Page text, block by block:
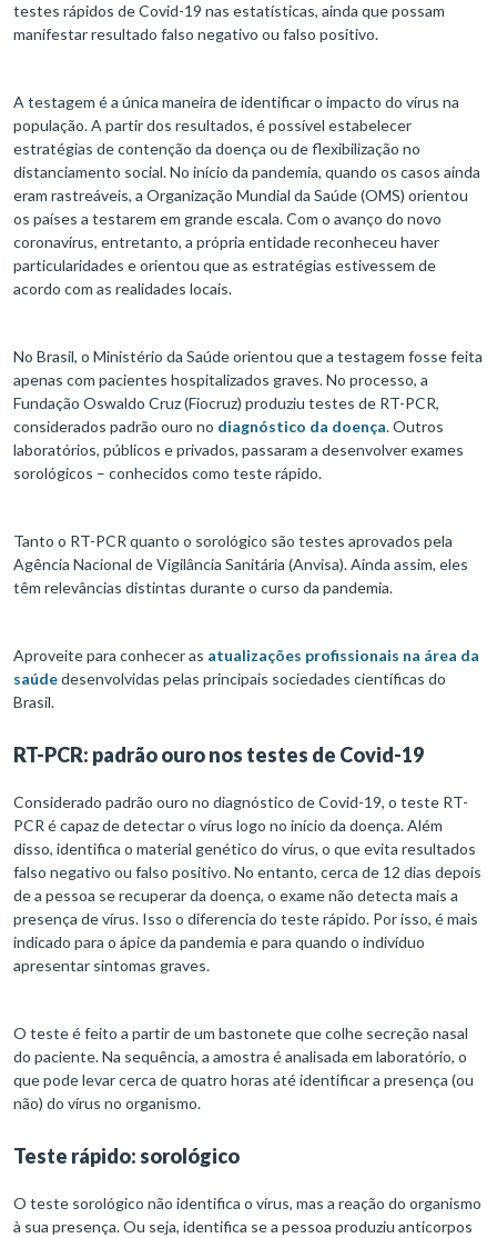
testes rápidos de Covid-19 nas estatísticas, ainda que possam
manifestar resultado falso negativo ou falso positivo.
A testagem é a única maneira de identificar o impacto do vírus na
população. A partir dos resultados, é possível estabelecer
estratégias de contenção da doença ou de flexibilização no
distanciamento social. No início da pandemia, quando os casos ainda
eram rastreáveis, a Organização Mundial da Saúde (OMS) orientou
os países a testarem em grande escala. Com o avanço do novo
coronavírus, entretanto, a própria entidade reconheceu haver
particularidades e orientou que as estratégias estivessem de
acordo com as realidades locais.
No Brasil, o Ministério da Saúde orientou que a testagem fosse feita
apenas com pacientes hospitalizados graves. No processo, a
Fundação Oswaldo Cruz (Fiocruz) produziu testes de RT-PCR,
considerados padrão ouro no diagnóstico da doença. Outros
laboratórios, públicos e privados, passaram a desenvolver exames
sorológicos – conhecidos como teste rápido.
Tanto o RT-PCR quanto o sorológico são testes aprovados pela
Agência Nacional de Vigilância Sanitária (Anvisa). Ainda assim, eles
têm relevâncias distintas durante o curso da pandemia.
Aproveite para conhecer as atualizações profissionais na área da
saúdedesenvolvidas pelas principais sociedades científicas do
Brasil.
RT-PCR: padrão ouro nos testes de Covid-19
Considerado padrão ouro no diagnóstico de Covid-19, o teste RT-
PCR é capaz de detectar o vírus logo no início da doença. Além
disso, identifica o material genético do vírus, o que evita resultados
falso negativo ou falso positivo. No entanto, cerca de 12 dias depois
de a pessoa se recuperar da doença, o exame não detecta mais a
presença de vírus. Isso o diferencia do teste rápido. Por isso, é mais
indicado para o ápice da pandemia e para quando o indivíduo
apresentar sintomas graves.
O teste é feito a partir de um bastonete que colhe secreção nasal
do paciente. Na sequência, a amostra é analisada em laboratório, o
que pode levar cerca de quatro horas até identificar a presença (ou
não) do vírus no organismo.
Teste rápido: sorológico
O teste sorológico não identifica o vírus, mas a reação do organismo
à sua presença. Ou seja, identifica se a pessoa produziu anticorpos